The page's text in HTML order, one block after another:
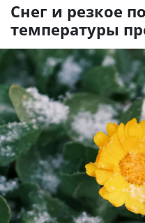
Снег и резкое
температуры